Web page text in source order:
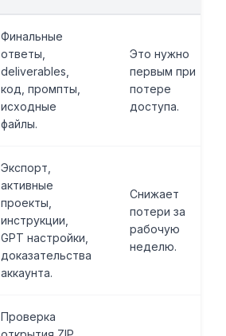
Финальные
ответы,
deliverables,
код, промпты,
исходные
файлы.
Это нужно
первым при
потере
доступа.
Экспорт,
активные
проекты,
инструкции,
GPT настройки,
доказательства
аккаунта.
Снижает
потери за
рабочую
неделю.
Проверка